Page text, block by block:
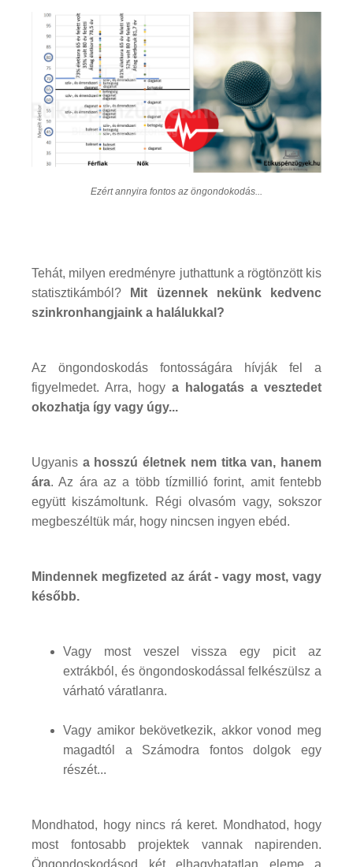
Ezért annyira fontos az öngondokodás...
Tehát, milyen eredményre juthattunk a rögtönzött kis
statisztikámból?
Mit üzennek nekünk kedvenc
szinkronhangjaink a halálukkal?
Az öngondoskodás fontosságára hívják fel a
figyelmedet. Arra, hogy a halogatás a vesztedet
okozhatja így vagy úgy...
Ugyanis a hosszú életnek nem titka van, hanem
ára. Az ára az a több tízmillió forint, amit fentebb
együtt kiszámoltunk. Régi olvasóm vagy, sokszor
megbeszéltük már, hogy nincsen ingyen ebéd.
Mindennek megfizeted az árát - vagy most, vagy
később.
Vagy most veszel vissza egy picit az
extrákból, és öngondoskodással felkészülsz a
várható váratlanra.
Vagy amikor bekövetkezik, akkor vonod meg
magadtól a Számodra fontos dolgok egy
részét...
Mondhatod, hogy nincs rá keret. Mondhatod, hogy
most fontosabb projektek vannak napirenden.